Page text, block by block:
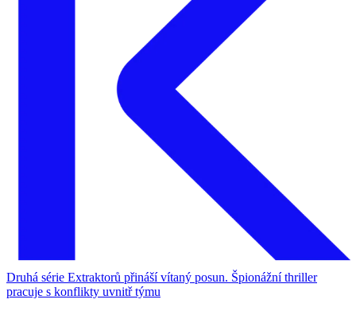
Druhá série Extraktorů přináší vítaný posun. Špionážní thriller
pracuje s konflikty uvnitř týmu